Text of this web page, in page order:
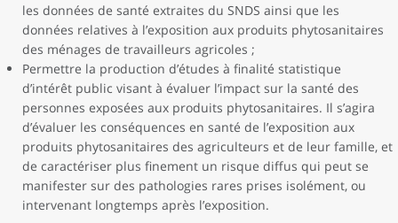
les données de santé extraites du SNDS ainsi que les
données relatives à l’exposition aux produits phytosanitaires
des ménages de travailleurs agricoles ;
Permettre la production d’études à finalité statistique
d’intérêt public visant à évaluer l’impact sur la santé des
personnes exposées aux produits phytosanitaires. Il s’agira
d’évaluer les conséquences en santé de l’exposition aux
produits phytosanitaires des agriculteurs et de leur famille, et
de caractériser plus finement un risque diffus qui peut se
manifester sur des pathologies rares prises isolément, ou
intervenant longtemps après l’exposition.